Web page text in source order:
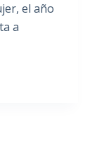
el año
a